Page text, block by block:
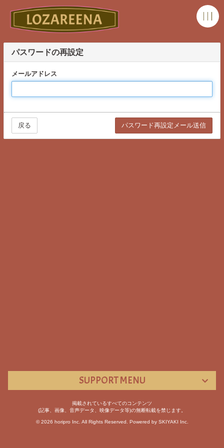
パスワードの再設定
メールアドレス
戻る
SUPPORT MENU
掲載されているすべてのコンテンツ
(記事、画像、音声データ、映像データ等)の無断転載を禁じます。
© 2026 horipro Inc. All Rights Reserved. Powered by SKIYAKI Inc.